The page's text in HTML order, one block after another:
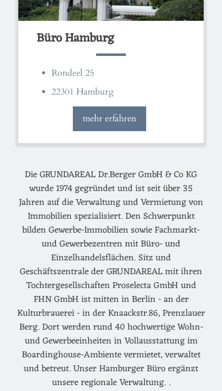
Büro Hamburg
Rondeel 25
22301 Hamburg
mehr erfahren
Die GRUNDAREAL Dr.Berger GmbH & Co KG
wurde 1974 gegründet und ist seit über 35
Jahren auf die Verwaltung und Vermietung von
Immobilien spezialisiert. Den Schwerpunkt
bilden Gewerbe-Immobilien sowie Fachmarkt-
und Gewerbezentren mit Büro- und
Einzelhandelsflächen. Sitz und
Geschäftszentrale der GRUNDAREAL mit ihren
Tochtergesellschaften Proselecta GmbH und
FHN GmbH ist mitten in Berlin - an der
Kulturbrauerei - in der Knaackstr.86, Prenzlauer
Berg. Dort werden rund 40 hochwertige Wohn-
und Gewerbeeinheiten in Vollausstattung im
Boardinghouse-Ambiente vermietet, verwaltet
und betreut. Unser Hamburger Büro ergänzt
unsere regionale Verwaltung. .